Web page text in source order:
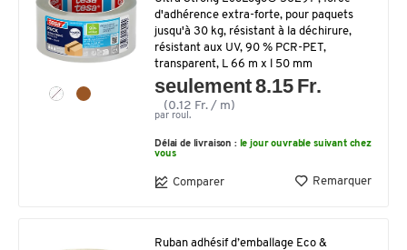
d'adhérence extra-forte, pour paquets
jusqu'à 30 kg, résistant à la déchirure,
résistant aux UV, 90 % PCR-PET,
transparent, L 66 m x l 50 mm
seulement 8.15 Fr.
(0.12 Fr. / m)
par roul.
Délai de livraison : le jour ouvrable suivant chez
vous
Comparer Remarquer
Ruban adhésif d’emballage Eco &